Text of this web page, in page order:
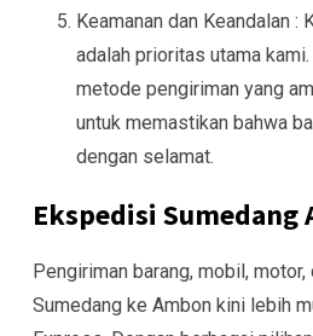
Keamanan dan Keandalan :
adalah prioritas utama
metode pengiriman yang
untuk memastikan bahwa
dengan selamat.
Ekspedisi Sumedang
Pengiriman barang, mobil,
Sumedang ke Ambon kini lebih